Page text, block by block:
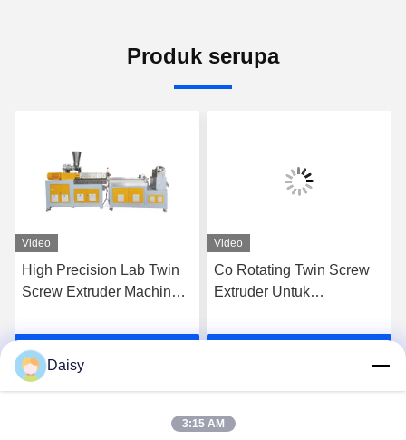
Produk serupa
Video
High Precision Lab Twin
Screw Extruder Machine
Granulation Line
Dapatkan Harga Terbaik
Video
Co Rotating Twin Screw
Extruder Untuk
Masterbatches PE PP
Daisy
3:15 AM